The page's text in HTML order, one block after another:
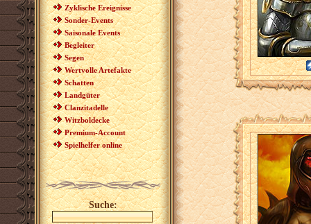
Zyklische Ereignisse
Sonder-Events
Saisonale Events
Begleiter
Segen
Wertvolle Artefakte
Schatten
Landgüter
Clanzitadelle
Witzboldecke
Premium-Account
Spielhelfer online
Suche: